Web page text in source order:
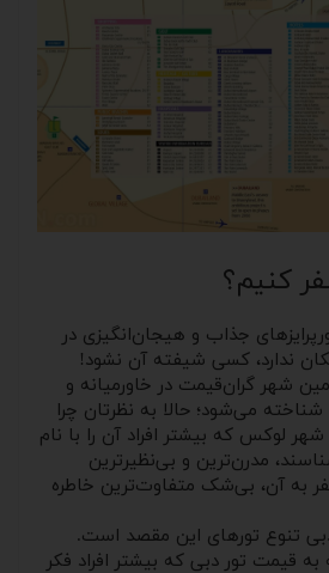
کنیم؟
جذاب و هیجان‌انگیزی در
ندارد، کسی شیفته آن نشود!
شهر گران‌قیمت در خاورمیانه و
می‌شود؛ حالا به نظرتان چرا
لوکس که بیشتر افراد آن را با نام
مدرن‌ترین و بی‌نظیرترین
به آن، بی‌شک متفاوت‌ترین خاطره
دبی تنوع تورهای این مقصد است.
قیمت تور دبی که بیشتر افراد فکر